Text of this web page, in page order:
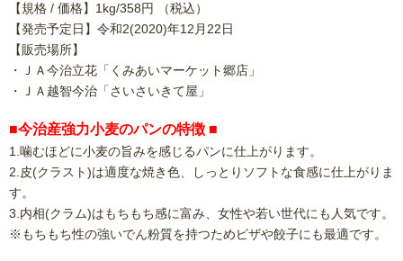
【規格 / 価格】1kg/358円 （税込）
【発売予定日】令和2(2020)年12月22日
【販売場所】
・ＪＡ今治立花「くみあいマーケット郷店」
・ＪＡ越智今治「さいさいきて屋」
■今治産強力小麦のパンの特徴 ■
1.噛むほどに小麦の旨みを感じるパンに仕上がります。
2.皮(クラスト)は適度な焼き色、しっとりソフトな食感に仕上がりま
す。
3.内相(クラム)はもちもち感に富み、女性や若い世代にも人気です。
※もちもち性の強いでん粉質を持つためピザや餃子にも最適です。